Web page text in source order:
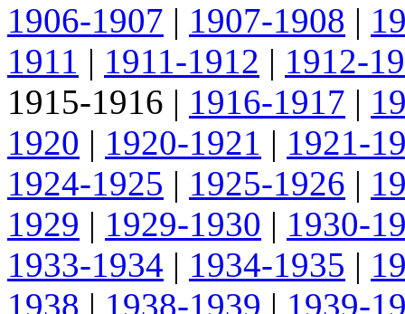
1906-1907 | 1907-1908 |
1911 | 1911-1912 | 1912-
1915-1916 | 1916-1917 |
1920 | 1920-1921 | 1921-
1924-1925 | 1925-1926 |
1929 | 1929-1930 | 1930-
1933-1934 | 1934-1935 |
1938 | 1938-1939 | 1939-